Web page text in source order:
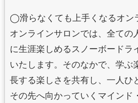
◯滑らなくても上手くなるオン
オンラインサロンでは、全ての
に⽣涯楽しめるスノーボードラ
いたします。そのなかで、学ぶ
⻑する楽しさを共有し、⼀⼈ひ
その先へ向かっていくマインド